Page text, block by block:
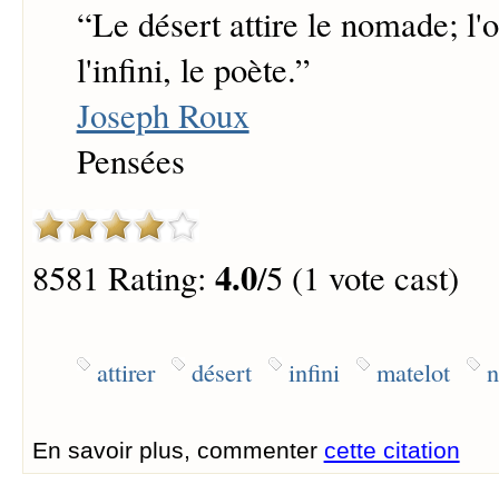
“Le désert attire le nomade;
l'infini, le poète.”
Joseph Roux
Pensées
8581 Rating: 4.0/5 (1 vote cast)
attirer désert infini matelot
En savoir plus, commenter cette citation